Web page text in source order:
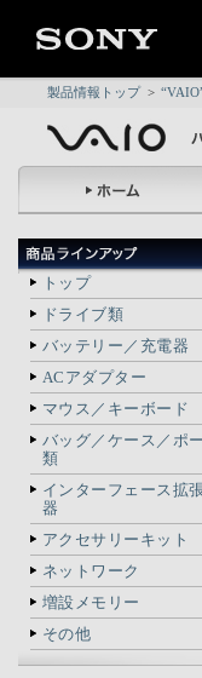
製品情報トップ >
トップ
ドライブ類
バッテリー／充電器
ACアダプター
マウス／キーボード
バッグ／ケース／ポ
類
インターフェース拡
器
アクセサリーキット
ネットワーク
増設メモリー
その他